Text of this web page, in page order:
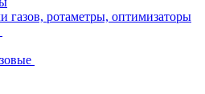
газов, ротаметры, оптимизаторы